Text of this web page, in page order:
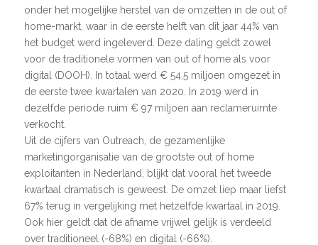
onder het mogelijke herstel van de omzetten in de out of
home-markt, waar in de eerste helft van dit jaar 44% van
het budget werd ingeleverd. Deze daling geldt zowel
voor de traditionele vormen van out of home als voor
digital (DOOH). In totaal werd € 54,5 miljoen omgezet in
de eerste twee kwartalen van 2020. In 2019 werd in
dezelfde periode ruim € 97 miljoen aan reclameruimte
verkocht.
Uit de cijfers van Outreach, de gezamenlijke
marketingorganisatie van de grootste out of home
exploitanten in Nederland, blijkt dat vooral het tweede
kwartaal dramatisch is geweest. De omzet liep maar liefst
67% terug in vergelijking met hetzelfde kwartaal in 2019.
Ook hier geldt dat de afname vrijwel gelijk is verdeeld
over traditioneel (-68%) en digital (-66%).